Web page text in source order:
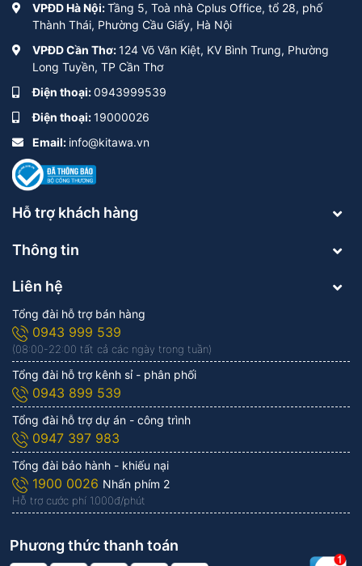
VPĐD Hà Nội:Tầng 5, Toà nhà Cplus Office, tổ 28, phố
Thành Thái, Phường Cầu Giấy, Hà Nội
VPĐD Cần Thơ:124 Võ Văn Kiệt, KV Bình Trung, Phường
Long Tuyền, TP Cần Thơ
Điện thoại:0943999539
Điện thoại:19000026
Email: info@kitawa.vn
Hỗ trợ khách hàng
Thông tin
Liên hệ
Tổng đài hỗ trợ bán hàng
0943 999 539
(08:00-22:00 tất cả các ngày trong tuần)
Tổng đài hỗ trợ kênh sỉ - phân phối
0943 899 539
Tổng đài hỗ trợ dự án - công trình
0947 397 983
Tổng đài bảo hành - khiếu nại
1900 0026 Nhấn phím 2
Hỗ trợ cước phí 1.000đ/phút
Phương thức thanh toán